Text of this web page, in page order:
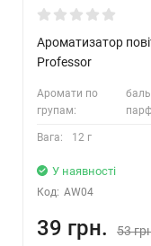
Ароматизатор
Professor
Аромати по
групам:
Вага: 12 г
У наявності
Код: AW04
39 грн. 53